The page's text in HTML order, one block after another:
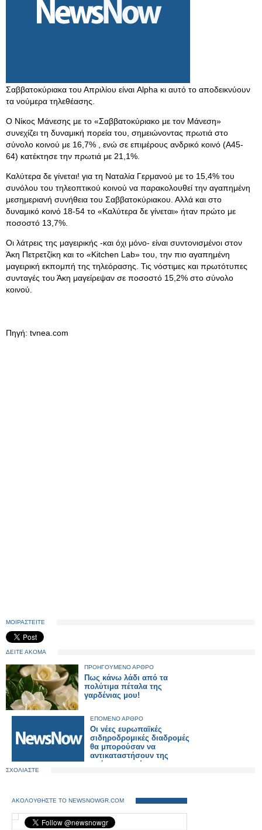
Σαββατοκύριακα του Απριλίου είναι Alpha κι αυτό το αποδεικνύουν
τα νούμερα τηλεθέασης.
Ο Νίκος Μάνεσης με το «Σαββατοκύριακο με τον Μάνεση»
συνεχίζει τη δυναμική πορεία του, σημειώνοντας πρωτιά στο
σύνολο κοινού με 16,7% , ενώ σε επιμέρους ανδρικό κοινό (Α45-
64) κατέκτησε την πρωτιά με 21,1%.
Καλύτερα δε γίνεται! για τη Ναταλία Γερμανού με το 15,4% του
συνόλου του τηλεοπτικού κοινού να παρακολουθεί την αγαπημένη
μεσημεριανή συνήθεια του Σαββατοκύριακου. Αλλά και στο
δυναμικό κοινό 18-54 το «Καλύτερα δε γίνεται» ήταν πρώτο με
ποσοστό 13,7%.
Οι λάτρεις της μαγειρικής -και όχι μόνο- είναι συντονισμένοι στον
Άκη Πετρετζίκη και το «Kitchen Lab» του, την πιο αγαπημένη
μαγειρική εκπομπή της τηλεόρασης. Τις νόστιμες και πρωτότυπες
συνταγές του Άκη μαγείρεψαν σε ποσοστό 15,2% στο σύνολο
κοινού.
Πηγή: tvnea.com
ΜΟΙΡΑΣΤΕΙΤΕ
ΔΕΙΤΕ ΑΚΟΜΑ
ΠΡΟΗΓΟΥΜΕΝΟ ΑΡΘΡΟ
Πως κάνω λάδι από τα
πολύτιμα πέταλα της
γαρδένιας μου!
ΕΠΟΜΕΝΟ ΑΡΘΡΟ
Οι νέες ευρωπαϊκές
σιδηροδρομικές διαδρομές
θα μπορούσαν να
αντικαταστήσουν της
πτήσεις μικρών
ΣΧΟΛΙΑΣΤΕ
ΑΚΟΛΟΥΘΗΣΤΕ ΤΟ NEWSNOWGR.COM